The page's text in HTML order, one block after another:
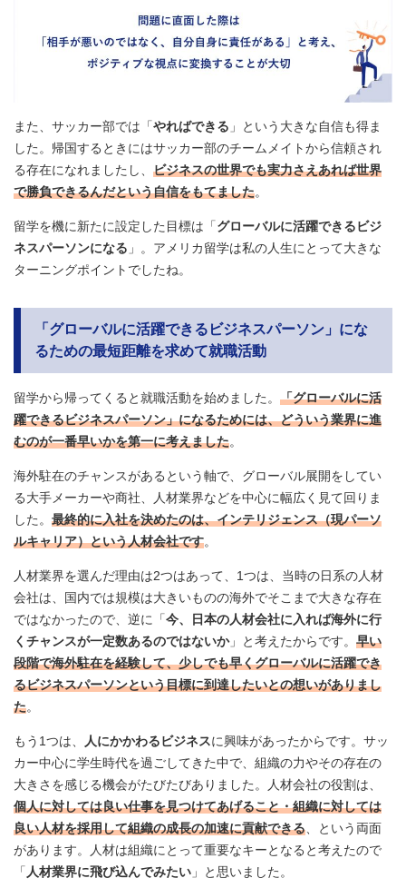
また、サッカー部では「やればできる 」という大きな自信も得ま
した。帰国するときにはサッカー部のチームメイトから信頼され
る存在になれましたし、 ビジネスの世界でも実力さえあれば世界
で勝負できるんだという自信をもてました。
留学を機に新たに設定した目標は「グローバルに活躍できるビジ
ネスパーソンになる 」。アメリカ留学は私の人生にとって大きな
ターニングポイントでしたね。
「グローバルに活躍できるビジネスパーソン」にな
るための最短距離を求めて就職活動
留学から帰ってくると就職活動を始めました。 「グローバルに活
躍できるビジネスパーソン」になるためには、どういう業界に進
むのが一番早いかを第一に考えました。
海外駐在のチャンスがあるという軸で、グローバル展開をしてい
る大手メーカーや商社、人材業界などを中心に幅広く見て回りま
した。 最終的に入社を決めたのは、インテリジェンス（現パーソ
ルキャリア）という人材会社です。
人材業界を選んだ理由は2つはあって、1つは、当時の日系の人材
会社は、国内では規模は大きいものの海外でそこまで大きな存在
ではなかったので、逆に「今、日本の人材会社に入れば海外に行
くチャンスが一定数あるのではないか」と考えたからです。 早い
段階で海外駐在を経験して、少しでも早くグローバルに活躍でき
るビジネスパーソンという目標に到達したいとの想いがありまし
た。
もう1つは、 人にかかわるビジネスに興味があったからです。サッ
カー中心に学生時代を過ごしてきた中で、組織の力やその存在の
大きさを感じる機会がたびたびありました。人材会社の役割は、
個人に対しては良い仕事を見つけてあげること・組織に対しては
良い人材を採用して組織の成長の加速に貢献できる 、という両面
があります。人材は組織にとって重要なキーとなると考えたので
「 人材業界に飛び込んでみたい 」と思いました。